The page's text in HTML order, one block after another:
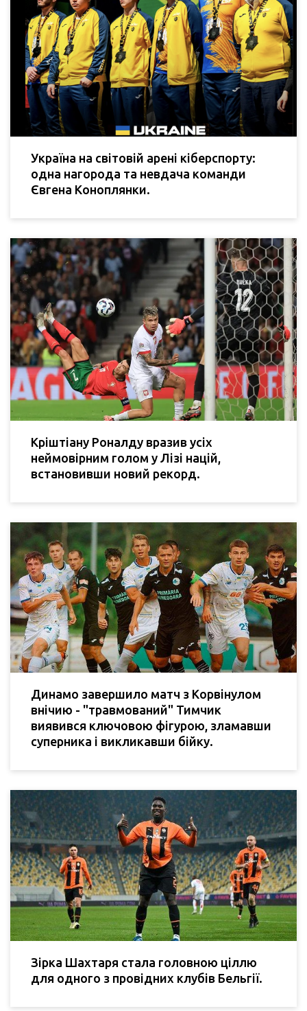
Україна на світовій арені кіберспорту:
одна нагорода та невдача команди
Євгена Коноплянки.
Кріштіану Роналду вразив усіх
неймовірним голом у Лізі націй,
встановивши новий рекорд.
Динамо завершило матч з Корвінулом
внічию - "травмований" Тимчик
виявився ключовою фігурою, зламавши
суперника і викликавши бійку.
Зірка Шахтаря стала головною ціллю
для одного з провідних клубів Бельгії.